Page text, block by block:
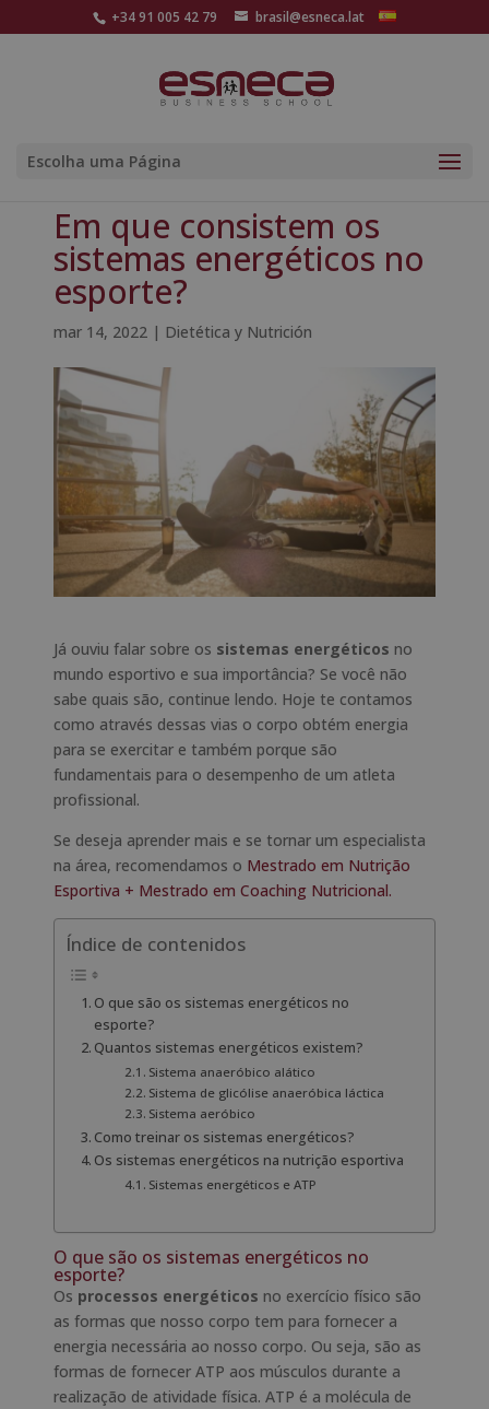
+34 91 005 42 79 brasil@esneca.lat
Escolha uma Página
Em que consistem os
sistemas energéticos no
esporte?
mar 14, 2022| Dietética y Nutrición
Já ouviu falar sobre os sistemas energéticos no
mundo esportivo e sua importância? Se você não
sabe quais são, continue lendo. Hoje te contamos
como através dessas vias o corpo obtém energia
para se exercitar e também porque são
fundamentais para o desempenho de um atleta
profissional.
Se deseja aprender mais e se tornar um especialista
na área, recomendamos o Mestrado em Nutrição
Esportiva + Mestrado em Coaching Nutricional.
Índice de contenidos
O que são os sistemas energéticos no
esporte?
Quantos sistemas energéticos existem?
Sistema anaeróbico alático
Sistema de glicólise anaeróbica láctica
Sistema aeróbico
Como treinar os sistemas energéticos?
Os sistemas energéticos na nutrição esportiva
Sistemas energéticos e ATP
O que são os sistemas energéticos no
esporte?
Os processos energéticos no exercício físico são
as formas que nosso corpo tem para fornecer a
energia necessária ao nosso corpo. Ou seja, são as
formas de fornecer ATP aos músculos durante a
realização de atividade física. ATP é a molécula de